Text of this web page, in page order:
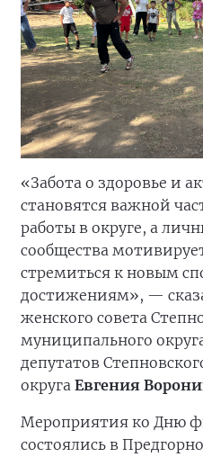
«Забота о здоровье и
становятся важной
работы в округе, а
сообщества
стремиться к новым
достижениям», —
женского совета
муниципального
депутатов
округа Евгения
Мероприятия ко Дню
состоялись в